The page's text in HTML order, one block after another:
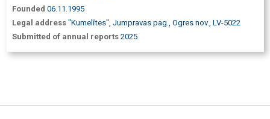
Founded 06.11.1995
Legal address "Kumelītes", Jumpravas pag., Ogres nov., LV-5022
Submitted of annual reports 2025